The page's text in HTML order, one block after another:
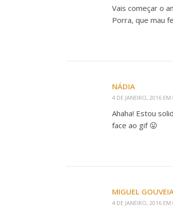
Vais começar o
Porra, que mau
NÁDIA
4 DE JANEIRO, 2016 EM
Ahaha! Estou
face ao gif 😛
MIGUEL
4 DE JANEIRO, 2016 EM